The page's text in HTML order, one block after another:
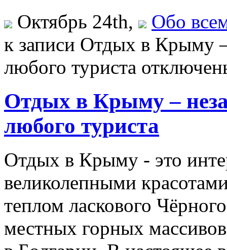
Октябрь 24th,
Обо
к записи Отдых в Крыму
любого туриста
Отдых в Крыму –
любого туриста
Отдых в Крыму - это
великолепными
теплом ласкового
местных горных